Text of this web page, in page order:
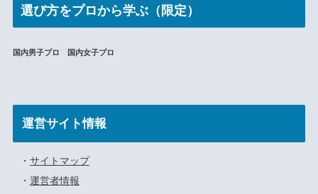
選び方をプロから学ぶ（限定）
国内男子プロ 国内女子プロ
運営サイト情報
・ サイトマップ
・ 運営者情報